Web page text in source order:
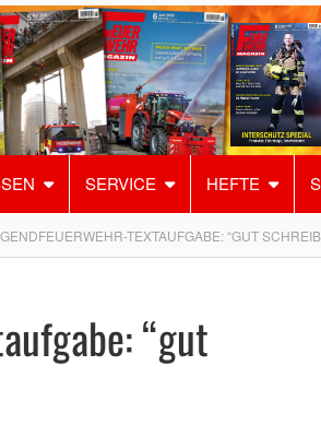
SERVICE HEFTE
TEXTAUFGABE: “GUT
“gut